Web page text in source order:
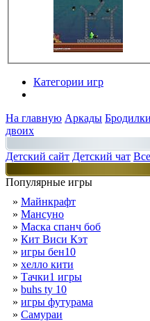
Категории игр
На главную Аркады Бродилки
двоих
Детский сайт Детский чат
Популярные игры
» Майнкрафт
» Мансуно
» Маска спанч боб
» Кит Виси Кэт
» игры бен10
» хелло кити
» Тачки1 игры
» buhs ty 10
» игры футурама
» Самураи